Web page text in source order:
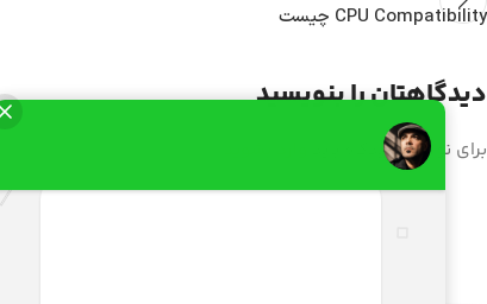
CPU Compatibility چیست
دیدگاهتان را بنویسید
برای نوشتن دیدگاه باید